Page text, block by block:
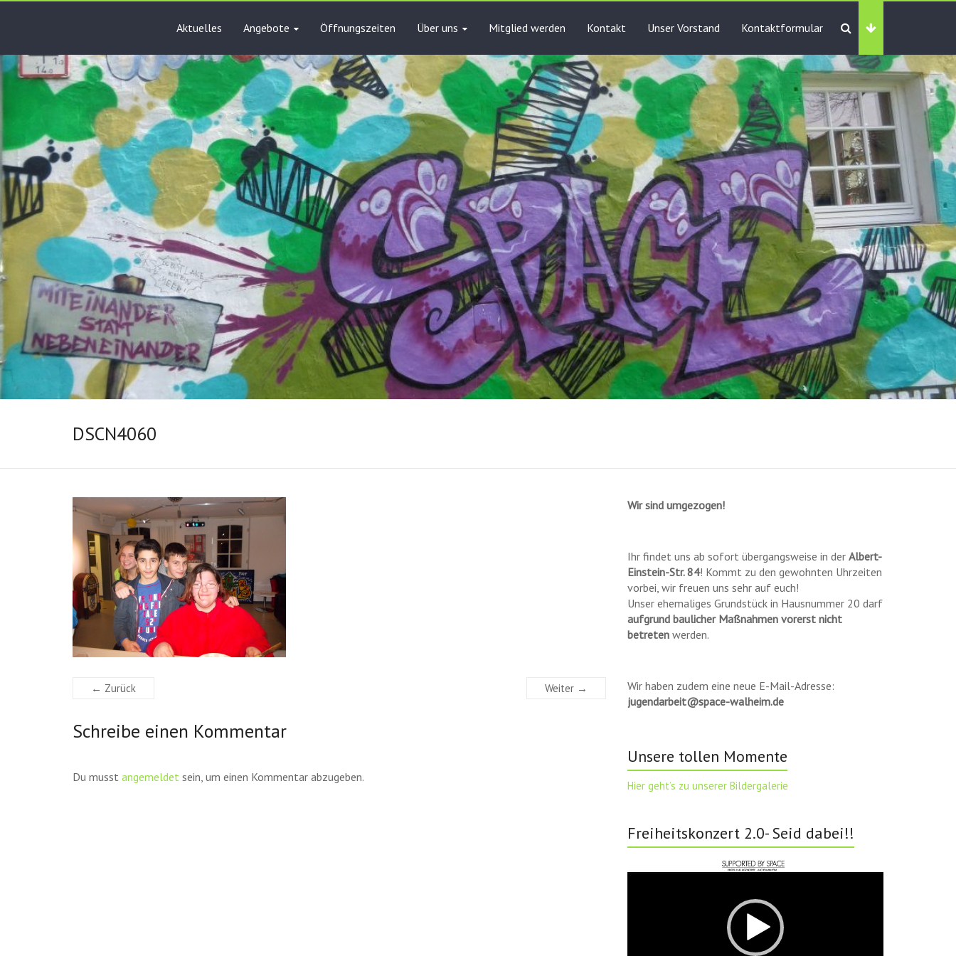
Aktuelles Angebote Öffnungszeiten Über uns Mitglied werden Kontakt Unser Vorstand Kontaktformular
DSCN4060
← Zurück Weiter →
Schreibe einen Kommentar
Du musst angemeldet sein, um einen Kommentar abzugeben.
Wir sind umgezogen!
Ihr findet uns ab sofort übergangsweise in derAlbert-
Einstein-Str. 84! Kommt zu den gewohnten Uhrzeiten
vorbei, wir freuen uns sehr auf euch!
Unser ehemaliges Grundstück in Hausnummer 20 darf
aufgrund baulicher Maßnahmen vorerst nicht
betreten werden.
Wir haben zudem eine neue E-Mail-Adresse:
jugendarbeit@space-walheim.de
Unsere tollen Momente
Hier geht’s zu unserer Bildergalerie
Freiheitskonzert 2.0- Seid dabei!!
Player